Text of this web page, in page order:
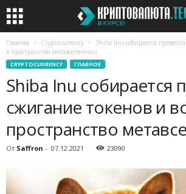
Главная Cryptocurrency
Shiba Inu собирается
в пространство метавселенных
CRYPTOCURRENCY ГЛАВНОЕ
Shiba Inu собирается
сжигание токенов и
пространство
От Saffron - 07.12.2021 23090